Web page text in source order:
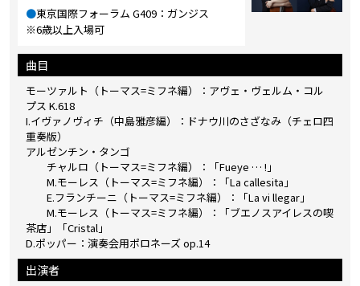
●東京国際フォーラム G409：ガンジス
※6歳以上入場可
曲目
モーツァルト（トーマス=ミフネ編）：アヴェ・ヴェルム・コル
プス K.618
I.イヴァノヴィチ（中島雅彦編）：ドナウ川のさざなみ（チェロ四
重奏版）
アルゼンチン・タンゴ
チャルロ（トーマス=ミフネ編）：「Fueye … !」
M.モーレス（トーマス=ミフネ編）：「La callesita」
E.フランチーニ（トーマス=ミフネ編）：「La vi llegar」
M.モーレス（トーマス=ミフネ編）：「ブエノスアイレスの喫
茶店」「Cristal」
D.ポッパー：演奏会用ポロネーズ op.14
出演者